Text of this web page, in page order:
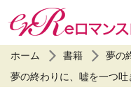
ホーム 書籍
夢の終わりに、嘘を一つ吐